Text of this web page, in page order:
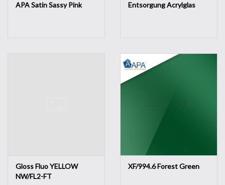
APA Satin Sassy Pink Entsorgung Acrylglas
Gloss Fluo YELLOW
NW/FL2-FT
XF/994.6 Forest Green